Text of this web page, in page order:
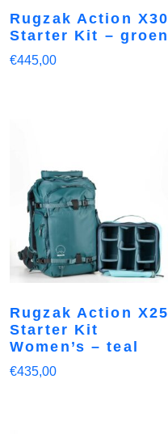
Rugzak Action X30
Starter Kit – groen
€445,00
Rugzak Action X25
Starter Kit
Women’s – teal
€435,00